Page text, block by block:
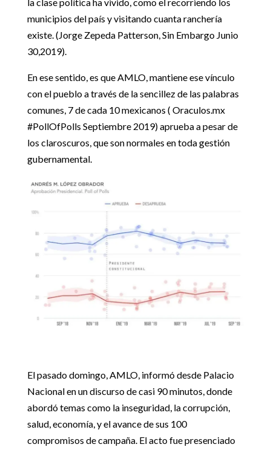
municipios del país y visitando cuanta ranchería
existe. (Jorge Zepeda Patterson, Sin Embargo Junio
30,2019).
En ese sentido, es que AMLO, mantiene ese vínculo
con el pueblo a través de la sencillez de las palabras
comunes, 7 de cada 10 mexicanos ( Oraculos.mx
#PollOfPolls Septiembre 2019) aprueba a pesar de
los claroscuros, que son normales en toda gestión
gubernamental.
El pasado domingo, AMLO, informó desde Palacio
Nacional en un discurso de casi 90 minutos, donde
abordó temas como la inseguridad, la corrupción,
salud, economía, y el avance de sus 100
compromisos de campaña. El acto fue presenciado